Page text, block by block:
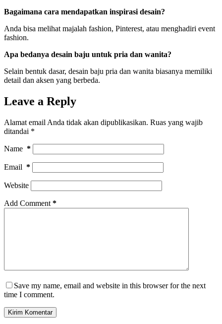
Bagaimana cara mendapatkan inspirasi desain?
Anda bisa melihat majalah fashion, Pinterest, atau menghadiri event
fashion.
Apa bedanya desain baju untuk pria dan wanita?
Selain bentuk dasar, desain baju pria dan wanita biasanya memiliki
detail dan aksen yang berbeda.
Leave a Reply
Alamat email Anda tidak akan dipublikasikan. Ruas yang wajib
ditandai *
Name *
Email *
Website
Add Comment *
Save my name, email and website in this browser for the next
time I comment.
Kirim Komentar